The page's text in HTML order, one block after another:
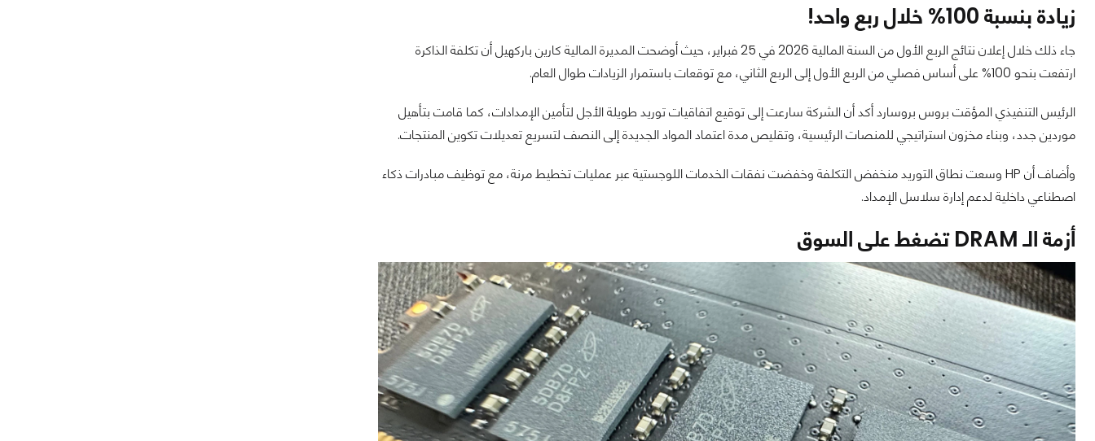
‏زيادة بنسبة 100% خلال ربع واحد!
جاء ذلك خلال إعلان نتائج الربع الأول من السنة المالية 2026 في 25 فبراير، حيث أوضحت المديرة المالية كارين باركهيل أن تكلفة الذاكرة
ارتفعت بنحو 100% على أساس فصلي من الربع الأول إلى الربع الثاني، مع توقعات باستمرار الزيادات طوال العام.
الرئيس التنفيذي المؤقت بروس بروسارد أكد أن الشركة سارعت إلى توقيع اتفاقيات توريد طويلة الأجل لتأمين الإمدادات، كما قامت بتأهيل
موردين جدد، وبناء مخزون استراتيجي للمنصات الرئيسية، وتقليص مدة اعتماد المواد الجديدة إلى النصف لتسريع تعديلات تكوين المنتجات.
وأضاف أن HP وسعت نطاق التوريد منخفض التكلفة وخفضت نفقات الخدمات اللوجستية عبر عمليات تخطيط مرنة، مع توظيف مبادرات ذكاء
اصطناعي داخلية لدعم إدارة سلاسل الإمداد.
‏أزمة الـ DRAM تضغط على السوق